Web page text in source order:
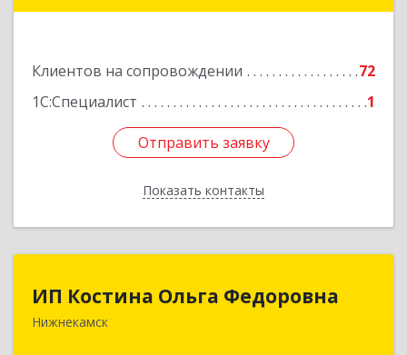
Клиентов на сопровождении
72
1С:Специалист
1
Отправить заявку
Показать контакты
Подробнее
Отправить заявку
Назад
ИП Костина Ольга Федоровна
Нижнекамск